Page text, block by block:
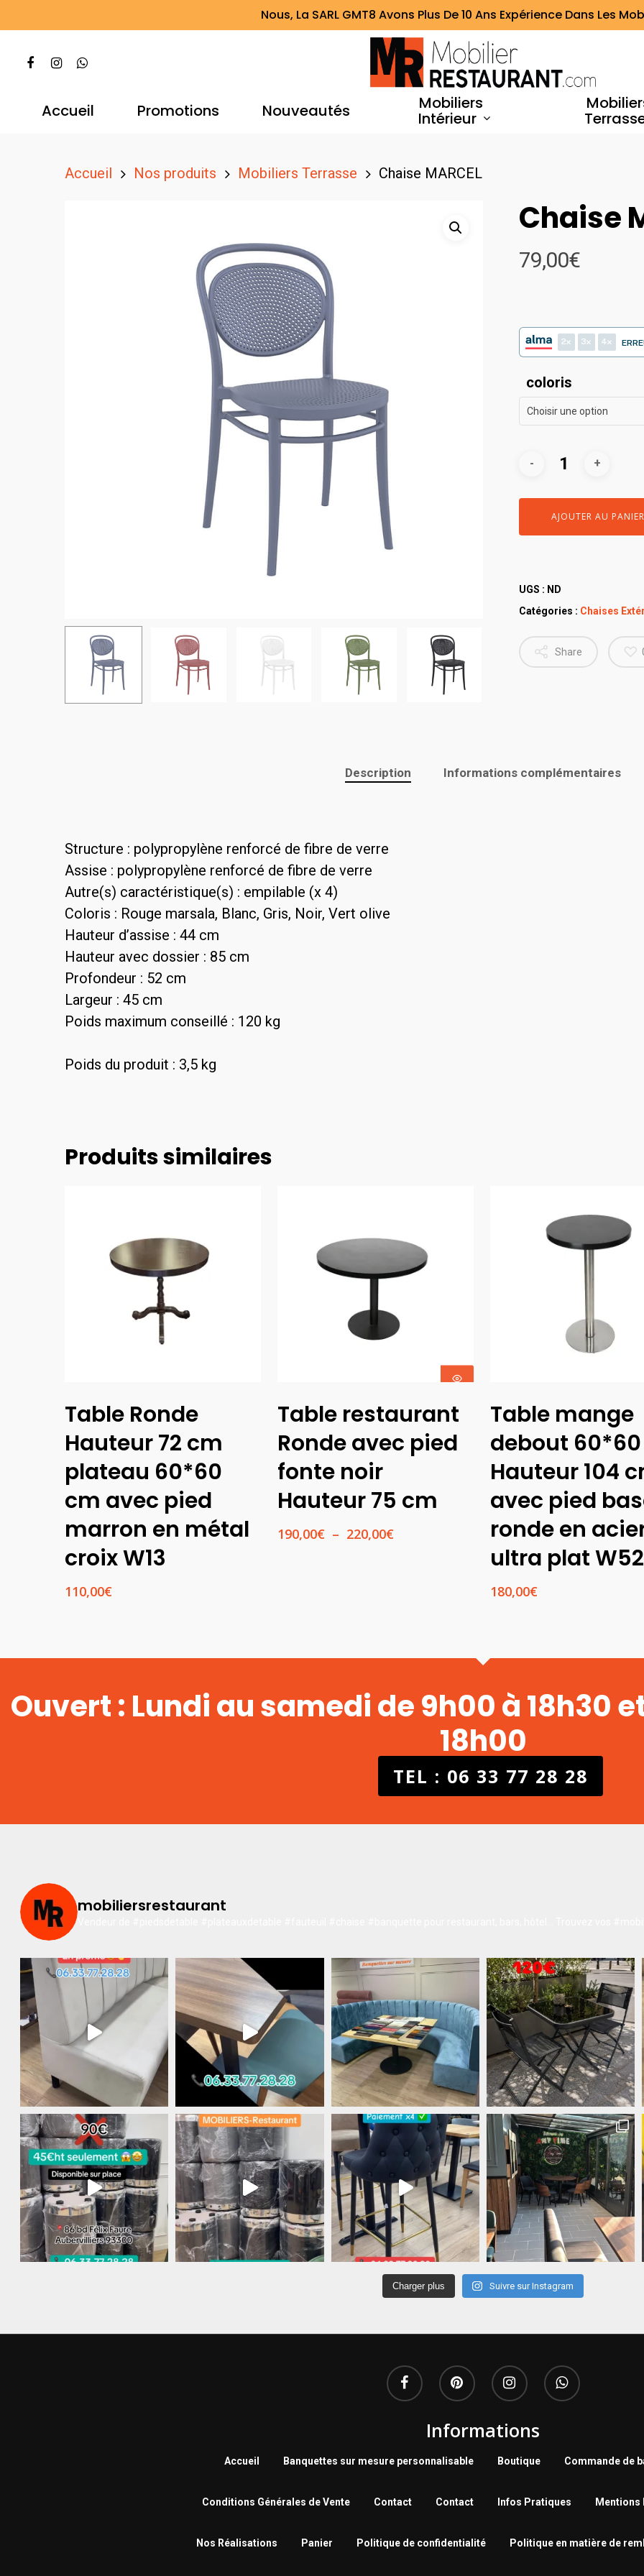
Nous, La SARL GMT8 Avons Plus De 10 Ans Expérience Dans Les
Hit enter to search or ESC to close
Accueil Promotions Nouveautés Mobiliers
Intérieur
Accueil Nos produits Mobiliers Terrasse Chaise MARCEL
Chaise
79,00€
2 3 4
coloris
Choisir une option
AJOUTER AU PANIER
UGS : ND
Catégories : Chaises
Share
Description Informations complémentaires
Structure : polypropylène renforcé de fibre de verre
Assise : polypropylène renforcé de fibre de verre
Autre(s) caractéristique(s) : empilable (x 4)
Coloris : Rouge marsala, Blanc, Gris, Noir, Vert olive
Hauteur d’assise : 44 cm
Hauteur avec dossier : 85 cm
Profondeur : 52 cm
Largeur : 45 cm
Poids maximum conseillé : 120 kg
Poids du produit : 3,5 kg
Produits similaires
Table Ronde
Hauteur 72 cm
plateau 60*60
cm avec pied
marron en métal
croix W13
110,00€
Options
Table restaurant
Ronde avec pied
fonte noir
Hauteur 75 cm
190,00€ – 220,00€Plage
Panier
Table mange
debout
Hauteur 104
avec pied
ronde en
ultra plat
180,00€
Ouvert : Lundi au samedi de 9h00 à 18h30
18h00
TEL : 06 33 77 28 28
mobiliersrestaurant
Charger plus Suivre sur Instagram
Informations
Accueil Banquettes sur mesure personnalisable Boutique Commande de
Conditions Générales de Vente Contact Contact Infos Pratiques Mentions
Nos Réalisations Panier Politique de confidentialité Politique en matière de